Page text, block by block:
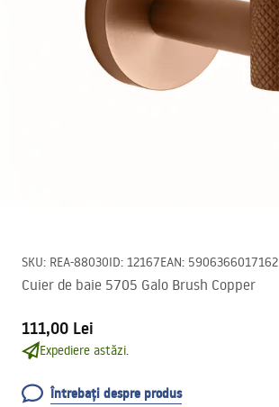
SKU: REA-88030ID: 12167EAN: 5906366017162
Cuier de baie 5705 Galo Brush Copper
111,00 Lei
Expediere astăzi.
Întrebați despre produs